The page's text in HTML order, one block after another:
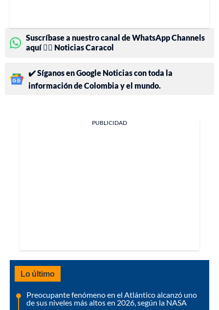
Suscríbase a nuestro canal de WhatsApp Channels
aquí 👉🏻 Noticias Caracol
✔️ Síganos en Google Noticias con toda la
información de Colombia y el mundo.
PUBLICIDAD
Lo último
Preocupante fenómeno en el Atlántico alcanzó uno
de sus niveles más altos en 2026, según la NASA